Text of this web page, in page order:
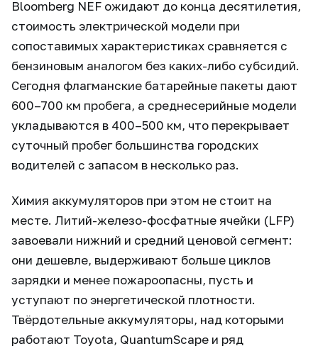
Bloomberg NEF ожидают до конца десятилетия,
стоимость электрической модели при
сопоставимых характеристиках сравняется с
бензиновым аналогом без каких-либо субсидий.
Сегодня флагманские батарейные пакеты дают
600–700 км пробега, а среднесерийные модели
укладываются в 400–500 км, что перекрывает
суточный пробег большинства городских
водителей с запасом в несколько раз.
Химия аккумуляторов при этом не стоит на
месте. Литий-железо-фосфатные ячейки (LFP)
завоевали нижний и средний ценовой сегмент:
они дешевле, выдерживают больше циклов
зарядки и менее пожароопасны, пусть и
уступают по энергетической плотности.
Твёрдотельные аккумуляторы, над которыми
работают Toyota, QuantumScape и ряд